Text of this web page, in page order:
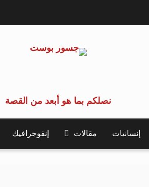
نصلكم بما هو أبعد من القصة
إنسانيات مقالات إنفوجرافيك
بعد